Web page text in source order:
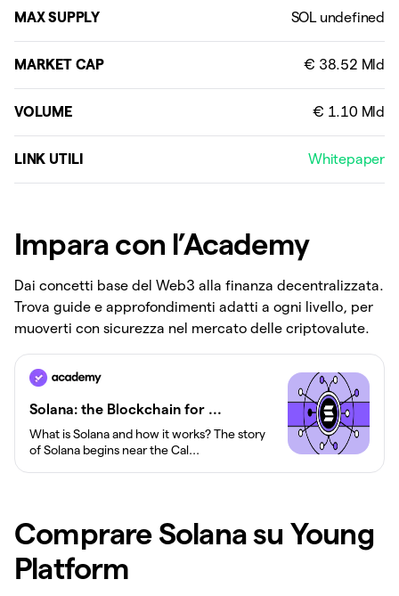
MAX SUPPLY
MARKET CAP
VOLUME
LINK UTILI Whitepaper
Impara con l’Academy
Dai concetti base del Web3 alla finanza decentralizzata.
Trova guide e approfondimenti adatti a ogni livello, per
muoverti con sicurezza nel mercato delle criptovalute.
Solana: the Blockchain for ...
What is Solana and how it works? The story
of Solana begins near the Cal...
Comprare Solana su Young
Platform